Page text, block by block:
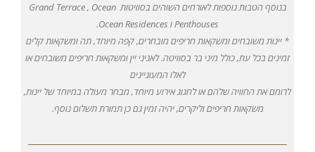
בנוסף הטבות נוספות לאורחים השוהים בסוויטות Grand Terrace , Ocean
Penthouses ו Ocean Residences.
* יינות משובחים ומשקאות חריפים מובחרים, קפה מיוחד, תה ומשקאות קלים
זמינים בכל עת, כולל מיני בר בסוויטה. לאניני יין ומשקאות חריפים משובחים או
לאלו המעוניינים
לרומם את החוויה שלהם או לחגוג אירוע מיוחד, מבחר מעולה במיוחד של יינות,
משקאות חריפים וליקרים, יהיה זמין גם כן תמורת תשלום נוסף.